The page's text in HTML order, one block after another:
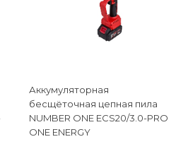
Аккумуляторная
бесщёточная цепная пила
NUMBER ONE ECS20/3.0-PRO
ONE ENERGY